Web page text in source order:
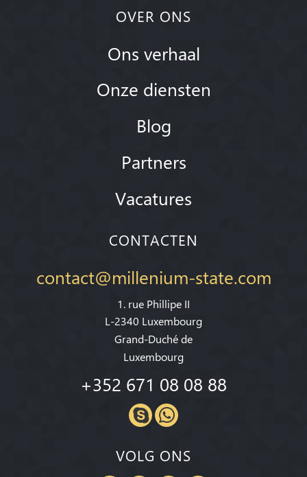
OVER ONS
Ons verhaal
Onze diensten
Blog
Partners
Vacatures
CONTACTEN
contact@millenium-state.com
1. rue Phillipe II
L-2340 Luxembourg
Grand-Duché de
Luxembourg
+352 671 08 08 88
VOLG ONS